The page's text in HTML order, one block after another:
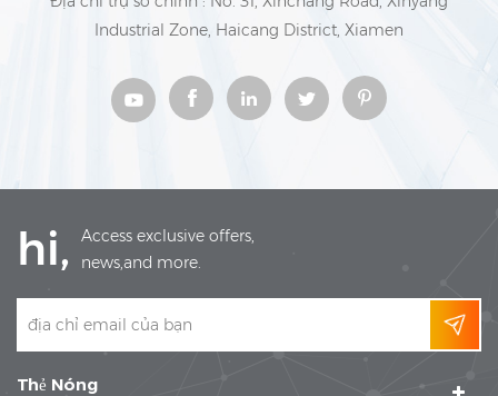
Industrial Zone, Haicang District, Xiamen
hi,
Access exclusive offers,
news,and more.
Thẻ Nóng